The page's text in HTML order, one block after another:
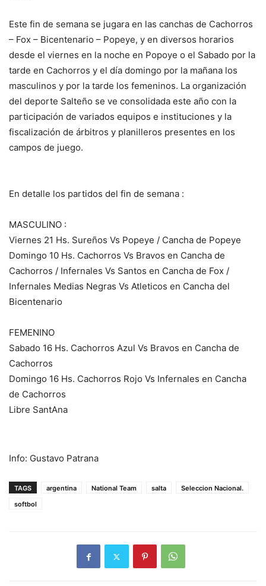
Este fin de semana se jugara en las canchas de Cachorros
– Fox – Bicentenario – Popeye, y en diversos horarios
desde el viernes en la noche en Popoye o el Sabado por la
tarde en Cachorros y el día domingo por la mañana los
masculinos y por la tarde los femeninos. La organización
del deporte Salteño se ve consolidada este año con la
participación de variados equipos e instituciones y la
fiscalización de árbitros y planilleros presentes en los
campos de juego.
En detalle los partidos del fin de semana :
MASCULINO :
Viernes 21 Hs. Sureños Vs Popeye / Cancha de Popeye
Domingo 10 Hs. Cachorros Vs Bravos en Cancha de
Cachorros / Infernales Vs Santos en Cancha de Fox /
Infernales Medias Negras Vs Atleticos en Cancha del
Bicentenario
FEMENINO
Sabado 16 Hs. Cachorros Azul Vs Bravos en Cancha de
Cachorros
Domingo 16 Hs. Cachorros Rojo Vs Infernales en Cancha
de Cachorros
Libre SantAna
Info: Gustavo Patrana
TAGS argentina National Team salta
Seleccion Nacional.
softbol